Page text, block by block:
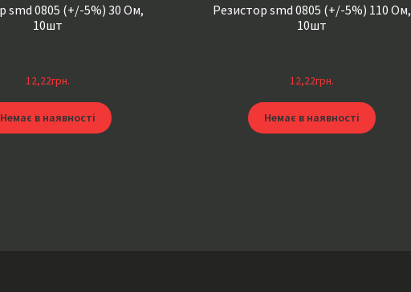
smd 0805 (+/-5%) 30 Ом,
10шт
12,22грн.
Немає в наявності
Резистор smd 0805 (+/-5%) 110 Ом,
10шт
12,22грн.
Немає в наявності